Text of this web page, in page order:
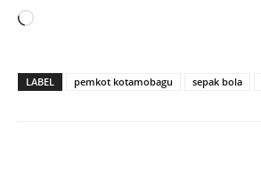
Memuat...
LABEL pemkot kotamobagu sepak bola